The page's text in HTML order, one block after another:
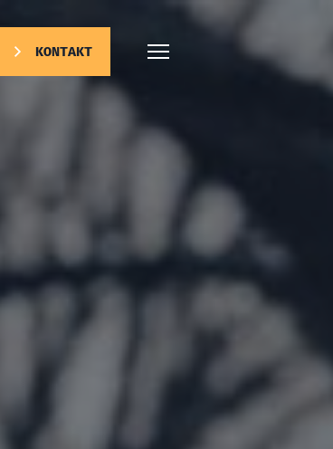
KONTAKT